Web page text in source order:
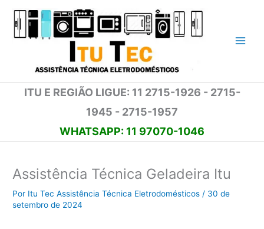
para
ITU E REGIÃO LIGUE: 11 2715-1926 - 2715-
1945 - 2715-1957
WHATSAPP: 11 97070-1046
Assistência Técnica Geladeira Itu
Por Itu Tec Assistência Técnica Eletrodomésticos / 30 de
setembro de 2024